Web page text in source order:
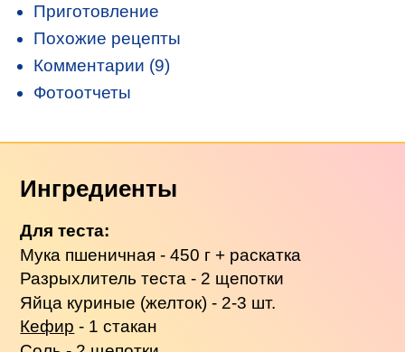
Приготовление
Похожие рецепты
Комментарии (9)
Фотоотчеты
Ингредиенты
Для теста:
Мука пшеничная - 450 г + раскатка
Разрыхлитель теста - 2 щепотки
Яйца куриные (желток) - 2-3 шт.
Кефир - 1 стакан